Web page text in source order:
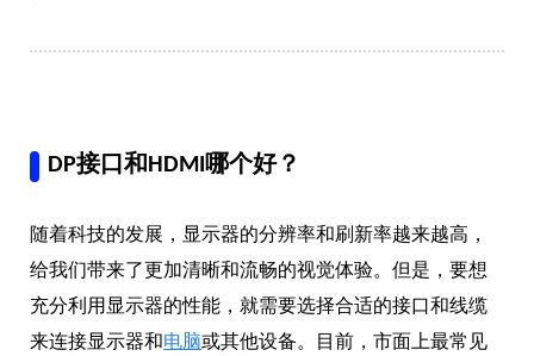
DP接口和HDMI哪个好？
随着科技的发展，显示器的分辨率和刷新率越来越高，
给我们带来了更加清晰和流畅的视觉体验。但是，要想
充分利用显示器的性能，就需要选择合适的接口和线缆
来连接显示器和电脑或其他设备。目前，市面上最常见